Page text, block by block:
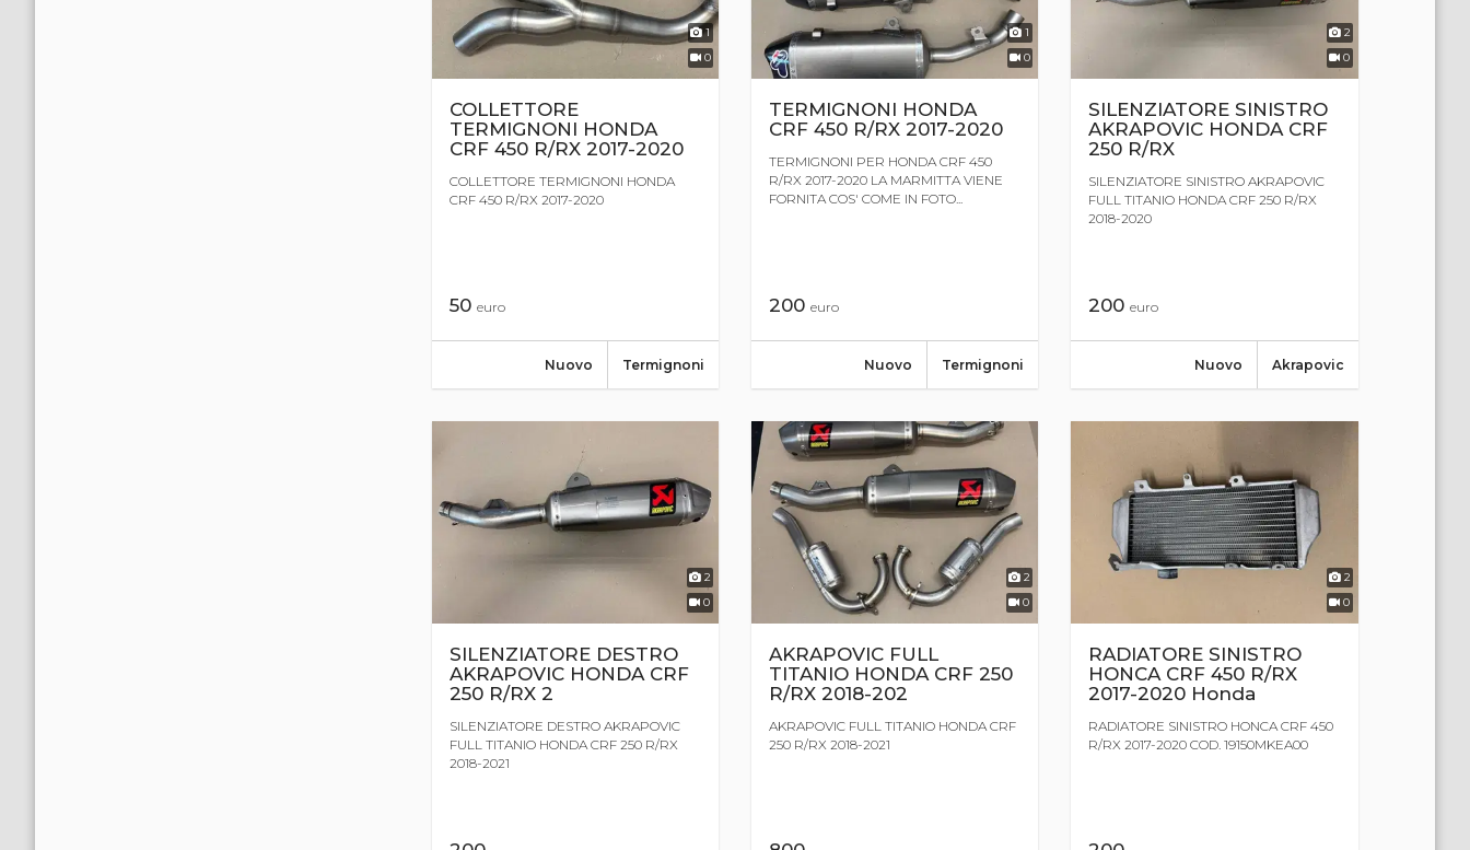
1
0
COLLETTORE
TERMIGNONI HONDA
CRF 450 R/RX 2017-2020
COLLETTORE TERMIGNONI HONDA
CRF 450 R/RX 2017-2020
50 euro
Termignoni
Nuovo
1
0
TERMIGNONI HONDA
CRF 450 R/RX 2017-2020
TERMIGNONI PER HONDA CRF 450
R/RX 2017-2020 LA MARMITTA VIENE
FORNITA COS' COME IN FOTO...
200 euro
Termignoni
Nuovo
2
0
SILENZIATORE SINISTRO
AKRAPOVIC HONDA CRF
250 R/RX
SILENZIATORE SINISTRO AKRAPOVIC
FULL TITANIO HONDA CRF 250 R/RX
2018-2020
200euro
Akrapovic
Nuovo
2
0
SILENZIATORE DESTRO
AKRAPOVIC HONDA CRF
250 R/RX 2
SILENZIATORE DESTRO AKRAPOVIC
FULL TITANIO HONDA CRF 250 R/RX
2018-2021
2
0
AKRAPOVIC FULL
TITANIO HONDA CRF 250
R/RX 2018-202
AKRAPOVIC FULL TITANIO HONDA CRF
250 R/RX 2018-2021
2
0
RADIATORE SINISTRO
HONCA CRF 450 R/RX
2017-2020 Honda
RADIATORE SINISTRO HONCA CRF 450
R/RX 2017-2020 COD. 19150MKEA00